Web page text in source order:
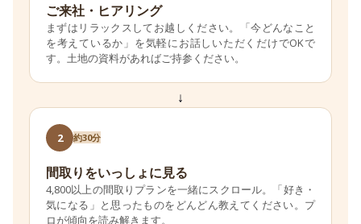
ご来社・ヒアリング
まずはリラックスしてお越しください。「今どんなこと
を考えているか」を気軽にお話しいただくだけでOKで
す。土地の資料があればご持参ください。
↓
2 約30分
間取りをいっしょに見る
4,800以上の間取りプランを一緒にスクロール。「好き・
気になる」と思ったものをどんどん教えてください。プ
ロが傾向を読み解きます。